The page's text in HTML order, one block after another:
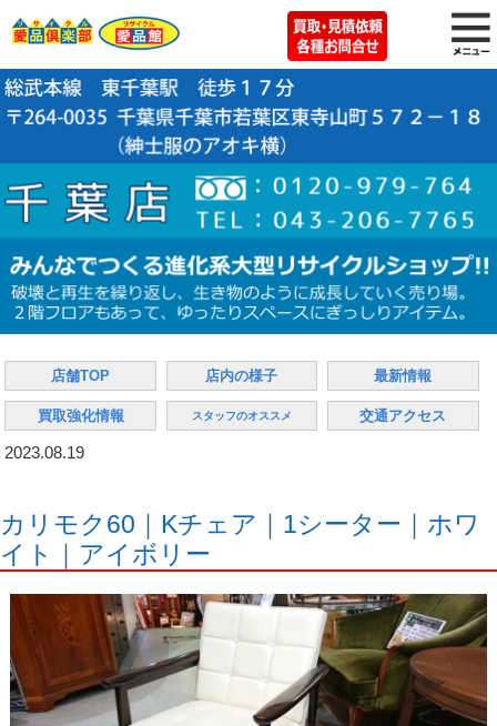
店舗TOP 店内の様子 最新情報
買取強化情報 スタッフのオススメ 交通アクセス
2023.08.19
カリモク60｜Kチェア｜1シーター｜ホワ
イト｜アイボリー